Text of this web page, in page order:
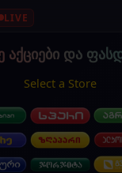
LIVE
აქციები და
Select a Store